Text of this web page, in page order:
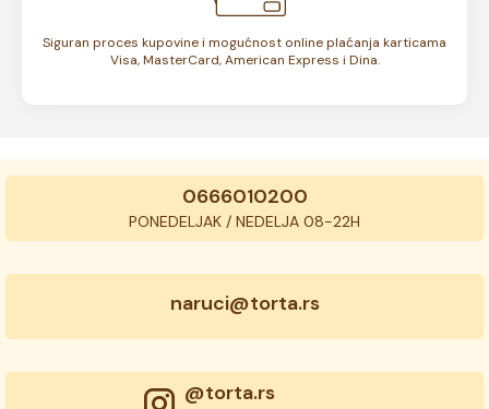
Siguran proces kupovine i mogućnost online plaćanja karticama
Visa, MasterCard, American Express i Dina.
0666010200
PONEDELJAK / NEDELJA 08-22H
naruci@torta.rs
@torta.rs